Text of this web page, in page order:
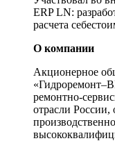
ERP LN:
расчета
О компании
Акционерное
ремонтно-
отрасли